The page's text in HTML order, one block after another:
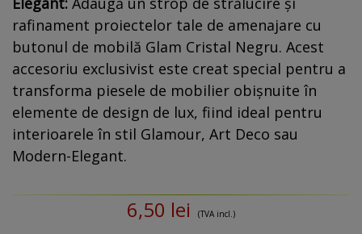
rafinament proiectelor tale de amenajare cu
butonul de mobilă Glam Cristal Negru. Acest
accesoriu exclusivist este creat special pentru a
transforma piesele de mobilier obișnuite în
elemente de design de lux, fiind ideal pentru
interioarele în stil Glamour, Art Deco sau
Modern-Elegant.
6,50 lei (TVA incl.)